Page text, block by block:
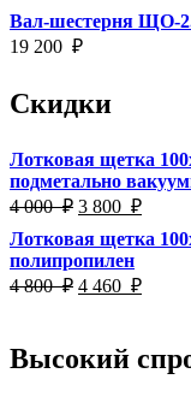
Вал-шестерня ЩО-
19 200 ₽
Скидки
Лотковая щетка
подметально
4 000₽
составляла
4
000
3 800 ₽
3
₽.
Лотковая щетка
полипропилен
4 800₽
800
4 460 ₽
₽.
Высокий